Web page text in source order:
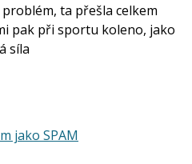
ta přešla celkem
pak při sportu koleno, jako
síla
jako SPAM